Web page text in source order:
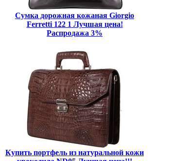
Сумка дорожная кожаная Giorgio
Ferretti 122 1 Лучшая цена!
Распродажа 3%
Купить портфель из натуральной кожи